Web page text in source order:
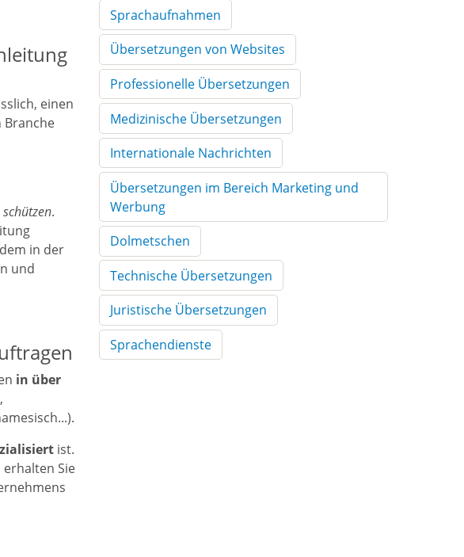
einen
Branche
.
in der
und
in über
ist.
Sie
Sprachaufnahmen
Übersetzungen von Websites
Professionelle Übersetzungen
Medizinische Übersetzungen
Internationale Nachrichten
Übersetzungen im Bereich Marketing und
Werbung
Dolmetschen
Technische Übersetzungen
Juristische Übersetzungen
Sprachendienste